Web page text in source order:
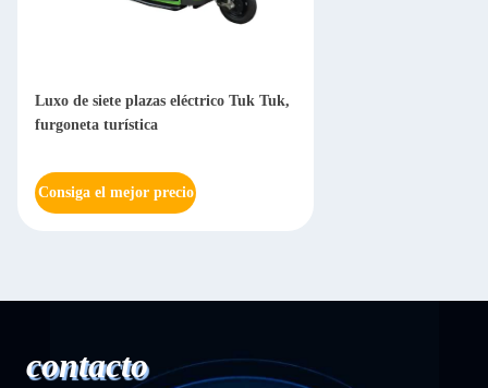
Luxo de siete plazas eléctrico Tuk Tuk,
furgoneta turística
Consiga el mejor precio
contacto